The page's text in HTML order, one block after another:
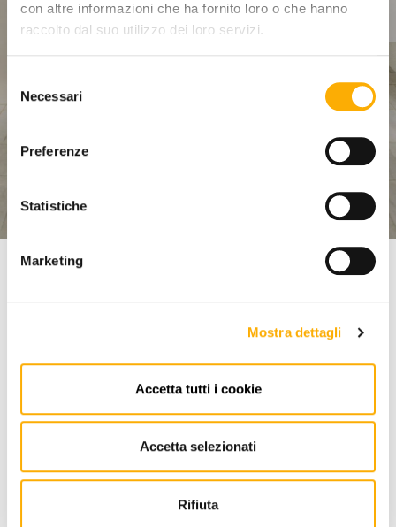
con altre informazioni che ha fornito loro o che hanno
raccolto dal suo utilizzo dei loro servizi.
delNecessari
Preferenze
Statistiche
Marketing
Mostra dettagli
Accetta tutti i cookie
Accetta selezionati
Rifiuta
LET YOURSELF BE
INSPIRED BY
MARTINEL STORE
OUR SELECTION